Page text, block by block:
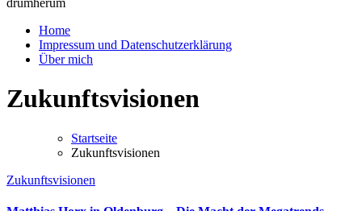
drumherum
Home
Impressum und Datenschutzerklärung
Über mich
Zukunftsvisionen
Startseite
Zukunftsvisionen
Zukunftsvisionen